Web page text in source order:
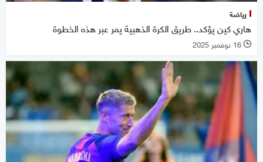
رياضة
هاري كين يؤكد.. طريق الكرة الذهبية يمر عبر هذه الخطوة
l 16 نوفمبر 2025